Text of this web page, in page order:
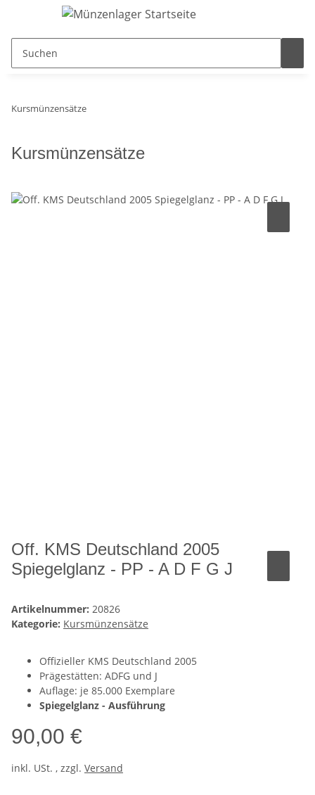
Kursmünzensätze
Kursmünzensätze
Off. KMS Deutschland 2005
Spiegelglanz - PP - A D F G J
Artikelnummer: 20826
Kategorie: Kursmünzensätze
Offizieller KMS Deutschland 2005
Prägestätten: ADFG und J
Auflage: je 85.000 Exemplare
Spiegelglanz - Ausführung
90,00 €
inkl. USt. , zzgl. Versand